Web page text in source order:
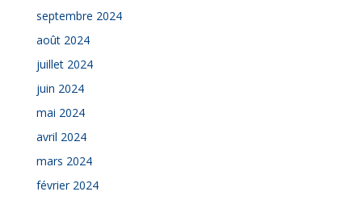
septembre 2024
août 2024
juillet 2024
juin 2024
mai 2024
avril 2024
mars 2024
février 2024